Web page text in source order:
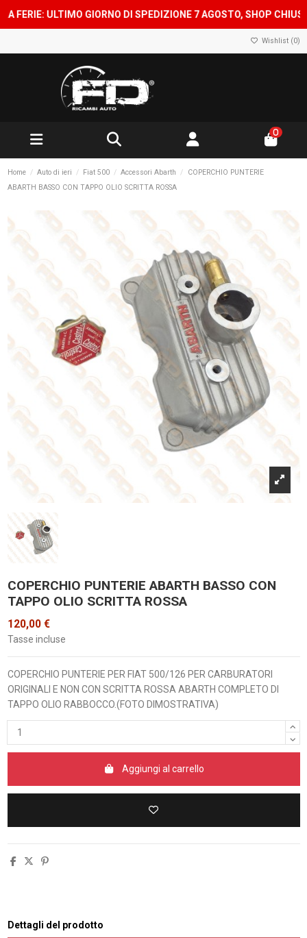
ULTIMO GIORNO DI SPEDIZIONE 7 AGOSTO, SHOP CHIUSO
Wishlist (0)
0
Home Auto di ieri Fiat 500 Accessori Abarth
COPERCHIO PUNTERIE
ABARTH BASSO CON TAPPO OLIO SCRITTA ROSSA
COPERCHIO PUNTERIE ABARTH BASSO CON
TAPPO OLIO SCRITTA ROSSA
120,00 €
Tasse incluse
COPERCHIO PUNTERIE PER FIAT 500/126 PER CARBURATORI
ORIGINALI E NON CON SCRITTA ROSSA ABARTH COMPLETO DI
TAPPO OLIO RABBOCCO.(FOTO DIMOSTRATIVA)
Aggiungi al carrello
Dettagli del prodotto